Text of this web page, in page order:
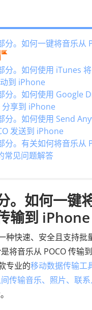
分。如何一键将音乐从
分。如何使用 iTunes
到 iPhone
分。如何使用 Google
分享到 iPhone
分。如何使用 Send
发送到 iPhone
分。有关如何将音乐从
常见问题解答
。如何一键
输到 iPhone
种快速、安全且支持批
是将音乐从 POCO 传输
专业的移动数据传输工
传输音乐、照片、联